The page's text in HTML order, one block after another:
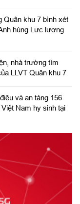
Quân khu 7 bình xét
hùng Lực lượng
nhà trường tìm
LLVT Quân khu 7
và an táng 156
Nam hy sinh tại